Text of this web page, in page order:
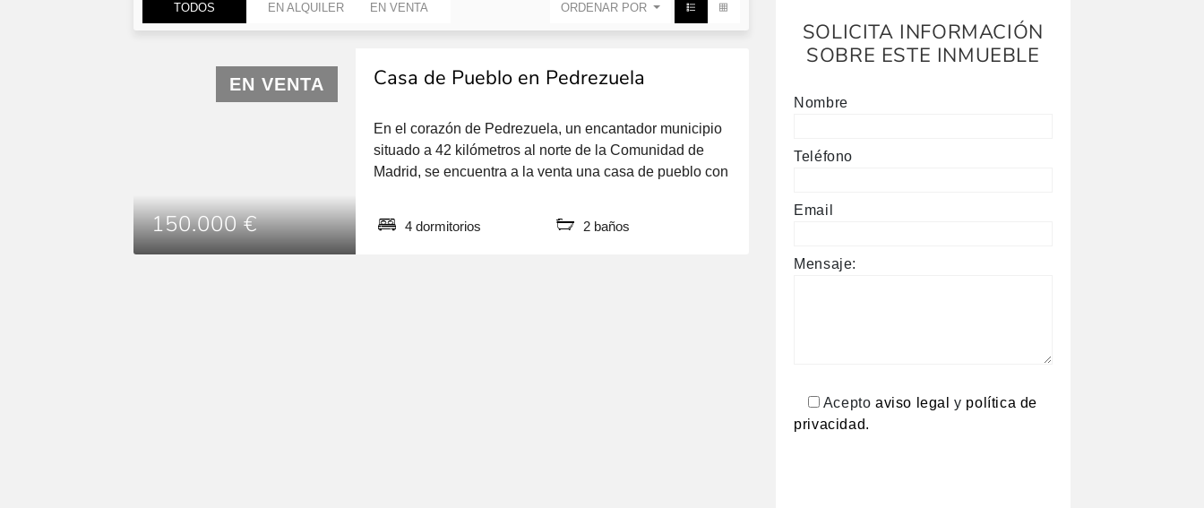
TODOS EN ALQUILER EN VENTA ORDENAR POR
EN VENTA
150.000 €
Casa de Pueblo en Pedrezuela
En el corazón de Pedrezuela, un encantador municipio
situado a 42 kilómetros al norte de la Comunidad de
Madrid, se encuentra a la venta una casa de pueblo con
centro urbano de la población y al lado del
2 baños
4 dormitorios
SOLICITA INFORMACIÓN
SOBRE ESTE INMUEBLE
Nombre
Teléfono
Email
Mensaje:
Acepto aviso legal y política de
privacidad.